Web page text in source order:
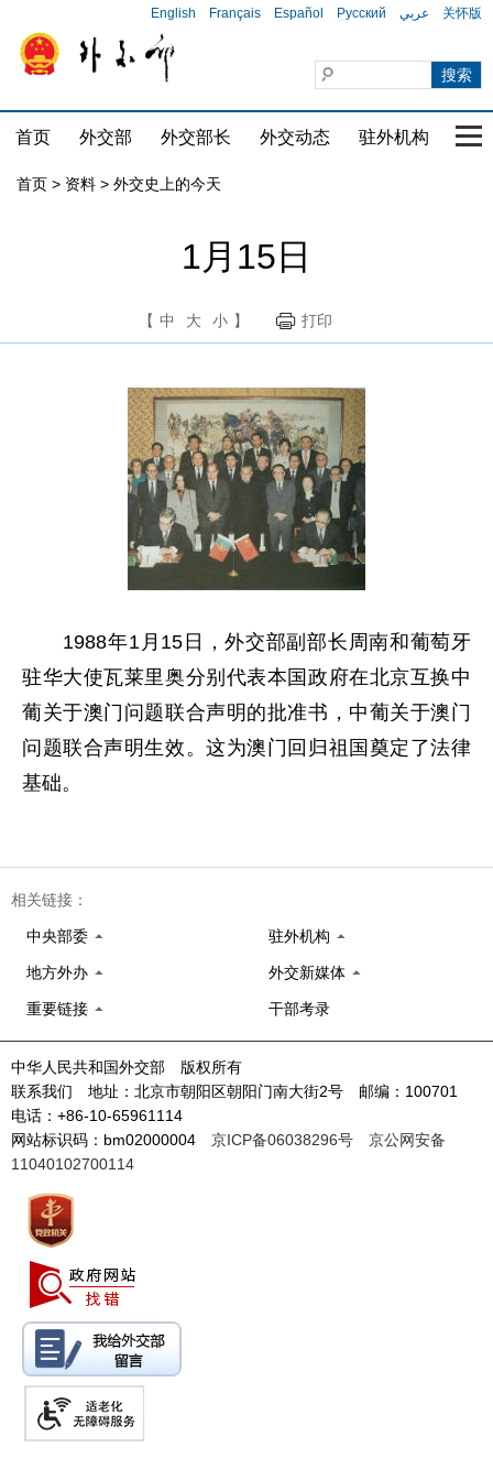
English Français Español Русский عربي 关怀版
首页 外交部 外交部长 外交动态 驻外机构 国
首页 > 资料 > 外交史上的今天
1月15日
【 中 大 小 】 打印
1988年1月15日，外交部副部长周南和葡萄牙
驻华大使瓦莱里奥分别代表本国政府在北京互换中
葡关于澳门问题联合声明的批准书，中葡关于澳门
问题联合声明生效。这为澳门回归祖国奠定了法律
基础。
相关链接：
中央部委 驻外机构
地方外办 外交新媒体
重要链接 干部考录
中华人民共和国外交部 版权所有
联系我们 地址：北京市朝阳区朝阳门南大街2号 邮编：100701
电话：+86-10-65961114
网站标识码：bm02000004 京ICP备06038296号
京公网安备
11040102700114